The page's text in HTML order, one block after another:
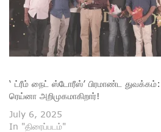
‘ ட்ரீம் நைட் ஸ்டோரீஸ்’ பிரமாண்ட துவக்கம்:
ரெய்னா அறிமுகமாகிறார்!
July 6, 2025
In "திரைப்படம்"